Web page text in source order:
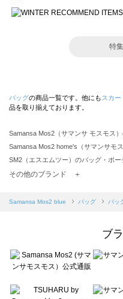
特
バッグの商品一覧です。他にも スカー
品を取り揃えております。
Samansa Mos2（サマンサ モスモス
Samansa Mos2 home's（サマンサモ
SM2（エスエムツー）のバッグ・ポー
Samansa Mos2 blue（サマンサモスモ
sō4ū（ソウフォーユー）のバッグ・ポ
Te chichi（テチチ）のバッグ・ポーチ
Te chichi CLASSIC（テチチ クラシッ
Lugnoncure（ルノンキュール）のバ
その他のブランド ＋
Samansa Mos2 blue バッグ バッ
ブ